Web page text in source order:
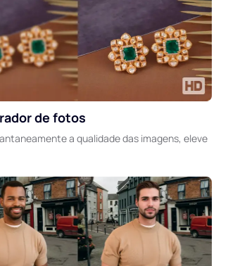
de fotos
a qualidade das imagens, eleve